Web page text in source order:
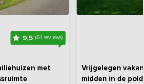
9,5(61 reviews)
met
Vrijgelegen
midden in de